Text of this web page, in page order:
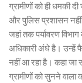
ग्रामीणों को ही धमकी
और पुलिस प्रशासन नहीं
जहां तक पर्यावरण
अधिकारी अंधे है। उन्हें
नहीं आ रहा है। कहा जा
ग्रामीणों को सुनने वाला